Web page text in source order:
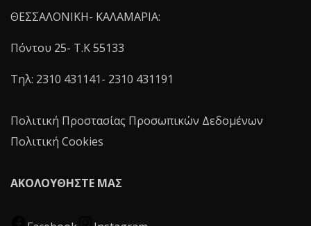
ΘΕΣΣΑΛΟΝΙΚΗ- ΚΑΛΑΜΑΡΙΑ:
Πόντου 25- Τ.Κ 55133
Τηλ: 2310 431141- 2310 431191
Πολιτική Προστασίας Προσωπικών Δεδομένων
Πολιτική Cookies
ΑΚΟΛΟΥΘΗΣΤΕ ΜΑΣ